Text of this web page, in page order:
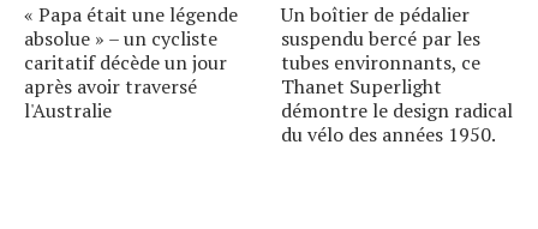
« Papa était une légende
absolue » – un cycliste
caritatif décède un jour
après avoir traversé
l'Australie
Un boîtier de pédalier
suspendu bercé par les
tubes environnants, ce
Thanet Superlight
démontre le design radical
du vélo des années 1950.